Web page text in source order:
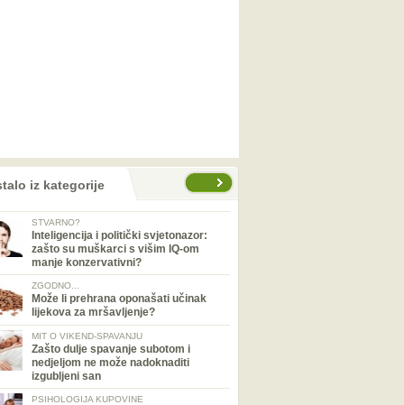
iz kategorije
STVARNO?
Inteligencija i politički svjetonazor:
zašto su muškarci s višim IQ-om
manje konzervativni?
ZGODNO...
Može li prehrana oponašati učinak
lijekova za mršavljenje?
MIT O VIKEND-SPAVANJU
Zašto dulje spavanje subotom i
nedjeljom ne može nadoknaditi
izgubljeni san
PSIHOLOGIJA KUPOVINE